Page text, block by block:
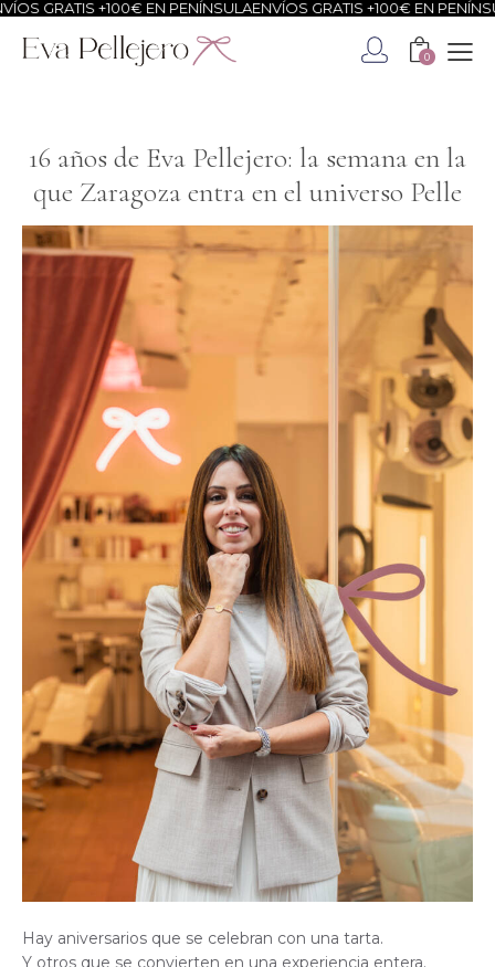
+100€ EN PENÍNSULAENVÍOS GRATIS +100€ EN PENÍNSULA
0
16 años de Eva Pellejero: la semana en la
que Zaragoza entra en el universo Pelle
Hay aniversarios que se celebran con una tarta.
Y otros que se convierten en una experiencia entera.